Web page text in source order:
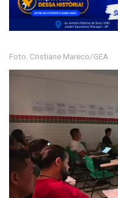
Foto: Cristiane Mareco/GEA